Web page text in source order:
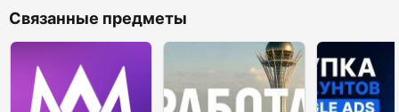
Связанные предметы